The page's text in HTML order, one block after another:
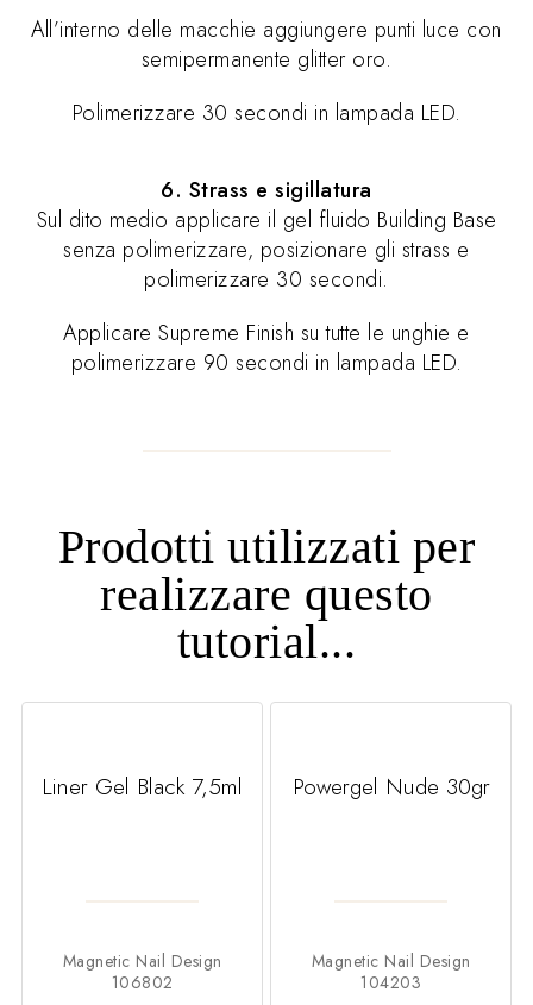
All’interno delle macchie aggiungere punti luce con
semipermanente glitter oro.
Polimerizzare 30 secondi in lampada LED.
6. Strass e sigillatura
Sul dito medio applicare il gel fluido Building Base
senza polimerizzare, posizionare gli strass e
polimerizzare 30 secondi.
Applicare Supreme Finish su tutte le unghie e
polimerizzare 90 secondi in lampada LED.
Prodotti utilizzati per
realizzare questo
tutorial...
Liner Gel Black 7,5ml
Magnetic Nail Design
106802
Powergel Nude 30gr
Magnetic Nail Design
104203